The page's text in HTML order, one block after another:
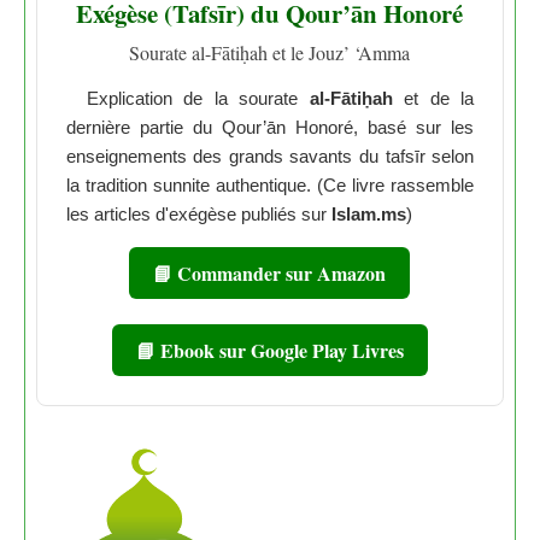
Exégèse (Tafsīr) du Qour’ān Honoré
Sourate al-Fātiḥah et le Jouz’ ‘Amma
Explication de la sourate al-Fātiḥahet de la
dernière partie du Qour’ān Honoré, basé sur les
enseignements des grands savants du tafsīr selon
la tradition sunnite authentique. (Ce livre rassemble
les articles d'exégèse publiés sur Islam.ms)
📘 Commander sur Amazon
📘 Ebook sur Google Play Livres